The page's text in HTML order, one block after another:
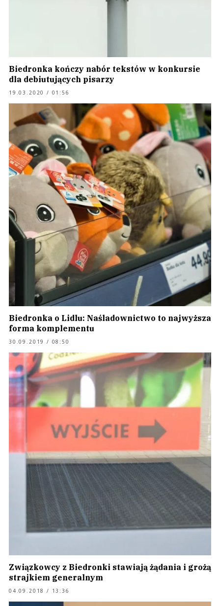
Biedronka kończy nabór tekstów w konkursie
dla debiutujących pisarzy
19.03.2020 / 01:56
Biedronka o Lidlu: Naśladownictwo to najwyższa
forma komplementu
30.09.2019 / 08:50
Związkowcy z Biedronki stawiają żądania i grożą
strajkiem generalnym
04.09.2018 / 13:36